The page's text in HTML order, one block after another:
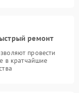
ремонт
провести
в кратчайшие